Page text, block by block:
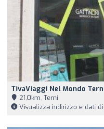
TivaViaggi Nel Mondo
21,0km, Terni
Visualizza indirizzo e dati